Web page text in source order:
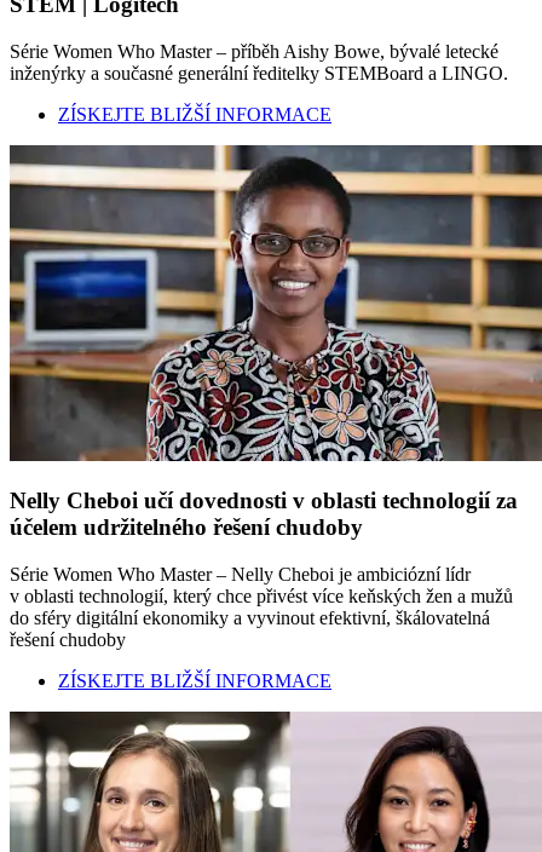
Série Women Who Master – příběh Aishy Bowe, bývalé letecké
inženýrky a současné generální ředitelky STEMBoard a LINGO.
ZÍSKEJTE BLIŽŠÍ INFORMACE
Nelly Cheboi učí dovednosti v oblasti technologií za
účelem udržitelného řešení chudoby
Série Women Who Master – Nelly Cheboi je ambiciózní lídr
v oblasti technologií, který chce přivést více keňských žen a mužů
do sféry digitální ekonomiky a vyvinout efektivní, škálovatelná
řešení chudoby
ZÍSKEJTE BLIŽŠÍ INFORMACE